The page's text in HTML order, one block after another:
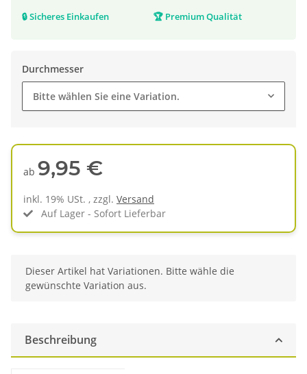
🔒Sicheres Einkaufen 🏆 Premium Qualität
Durchmesser
Bitte wählen Sie eine Variation.
ab 9,95 €
inkl. 19% USt. , zzgl. Versand
Auf Lager - Sofort Lieferbar
x
Dieser Artikel hat Variationen. Bitte wähle die
gewünschte Variation aus.
Beschreibung